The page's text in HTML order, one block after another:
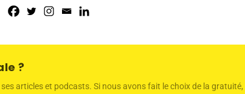
?
articles et podcasts. Si nous avons fait le choix de la gratuité,